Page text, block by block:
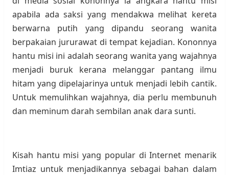
apabila ada saksi yang mendakwa melihat kereta
berwarna putih yang dipandu seorang wanita
berpakaian jururawat di tempat kejadian. Kononnya
hantu misi ini adalah seorang wanita yang wajahnya
menjadi buruk kerana melanggar pantang ilmu
hitam yang dipelajarinya untuk menjadi lebih cantik.
Untuk memulihkan wajahnya, dia perlu membunuh
dan meminum darah sembilan anak dara sunti.
Kisah hantu misi yang popular di Internet menarik
Imtiaz untuk menjadikannya sebagai bahan dalam